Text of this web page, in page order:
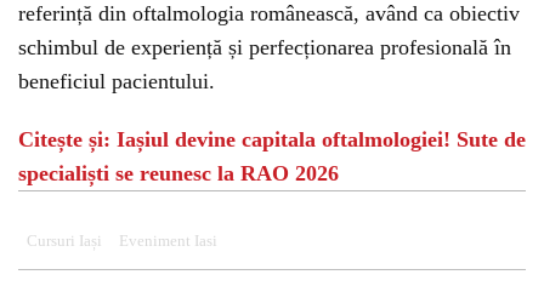
referință din oftalmologia românească, având ca obiectiv
schimbul de experiență și perfecționarea profesională în
beneficiul pacientului.
Citește și: Iașiul devine capitala oftalmologiei! Sute de
specialiști se reunesc la RAO 2026
Cursuri Iași Eveniment Iasi